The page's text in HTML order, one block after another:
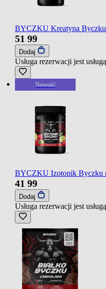
BYCZKU Kreatyna Byczku
51 99
Dodaj
Usługa rezerwacji jest
Nowość
BYCZKU Izotonik Byczku
41 99
Dodaj
Usługa rezerwacji jest